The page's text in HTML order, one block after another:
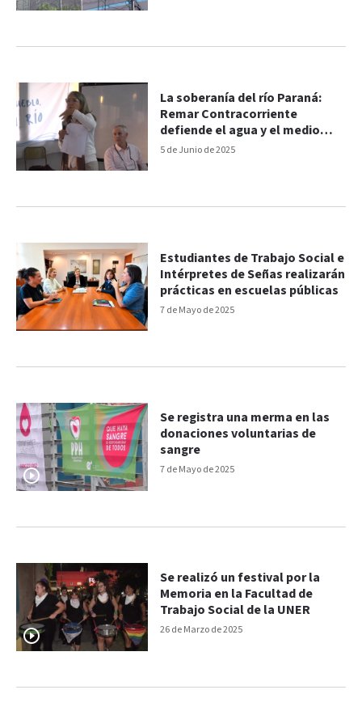
5 de Junio de 2025
La soberanía del río Paraná:
Remar Contracorriente
defiende el agua y el medio
ambiente
7 de Mayo de 2025
Estudiantes de Trabajo Social e
Intérpretes de Señas realizarán
prácticas en escuelas públicas
7 de Mayo de 2025
Se registra una merma en las
donaciones voluntarias de
sangre
26 de Marzo de 2025
Se realizó un festival por la
Memoria en la Facultad de
Trabajo Social de la UNER